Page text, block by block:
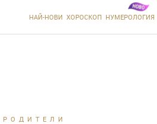
НАЙ-НОВИ ХОРОСКОП НУМЕРОЛОГИЯ
РОДИТЕЛИ